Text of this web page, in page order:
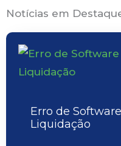
Notícias em
Erro de
Liquidação